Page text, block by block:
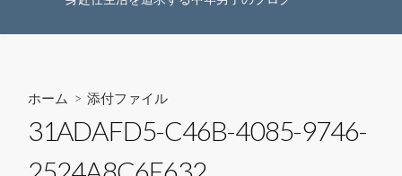
ホーム > 添付ファイル
31ADAFD5-C46B-4085-9746-